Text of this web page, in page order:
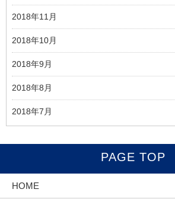
2018年11月
2018年10月
2018年9月
2018年8月
2018年7月
PAGE TOP
HOME